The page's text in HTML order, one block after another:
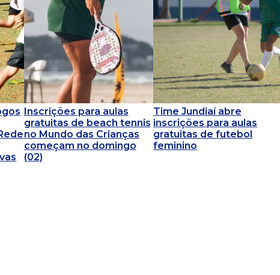
Inscrições para aulas
gratuitas de beach tennis
no Mundo das Crianças
começam no domingo
(02)
Time Jundiaí abre
inscrições para aulas
gratuitas de futebol
feminino